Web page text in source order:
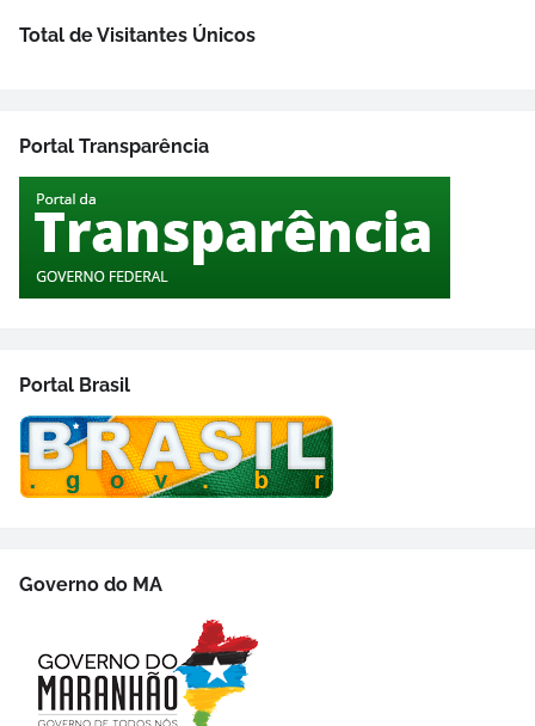
Total de Visitantes Únicos
Portal Transparência
Portal Brasil
Governo do MA